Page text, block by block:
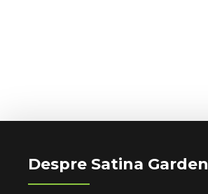
Despre Satina Garden